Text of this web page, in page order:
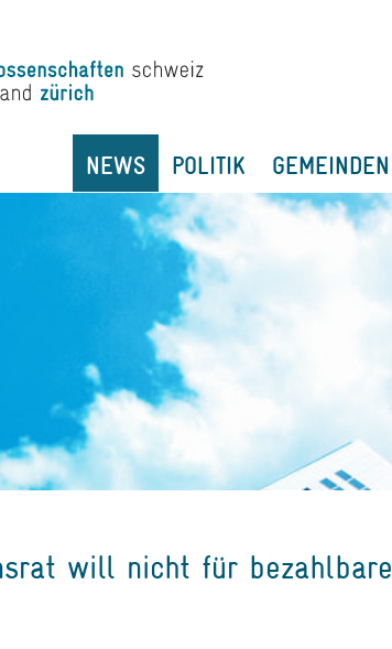
NEWS POLITIK GEMEINDEN
will nicht für